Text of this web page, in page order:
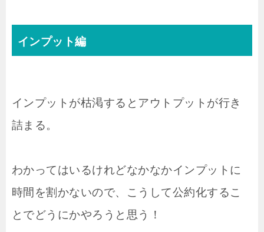
インプット編
インプットが枯渇するとアウトプットが行き
詰まる。
わかってはいるけれどなかなかインプットに
時間を割かないので、こうして公約化するこ
とでどうにかやろうと思う！